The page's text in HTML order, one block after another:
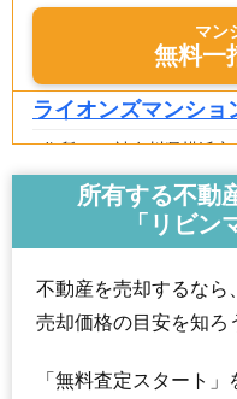
マン
無料一
ライオンズマンショ
住所 神奈川県横浜
六浦駅（13分
相場 1,020万円
マン
無料一
ライオンズマンシ
所有する不動
「リビン
不動産を売却するなら
売却価格の目安を知ろ
「無料査定スタート